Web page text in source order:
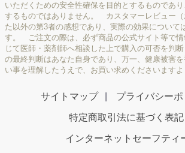
いただくための安全性確保を目的とするものであ
するものではありません。 カスタマーレビュー（
た以外の第3者の感想であり、実際の効果について
す。 ご注文の際は、必ず商品の公式サイト等で
じて医師・薬剤師へ相談した上で購入の可否を判
の最終判断はあなた自身であり、万一、健康被害
い事を理解したうえで、お買い求めくださいますよ
サイトマップ プライバシー
特定商取引法に基づく表記
インターネットセーフティ